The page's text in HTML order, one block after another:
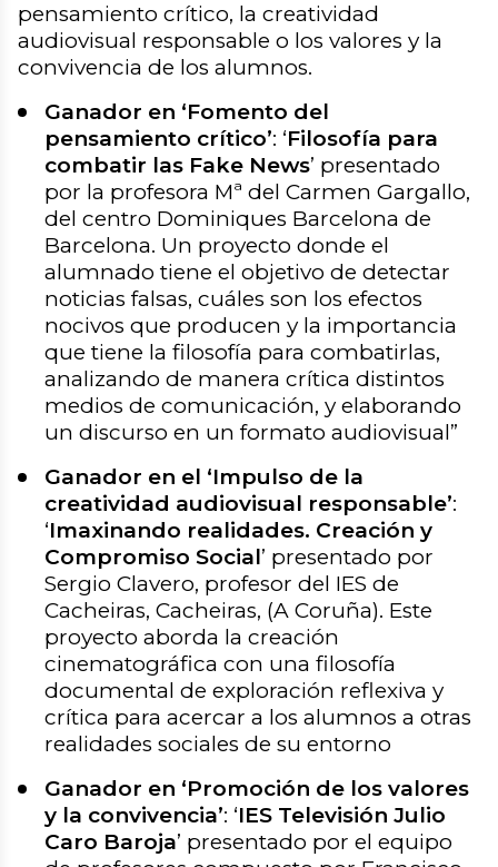
pensamiento crítico, la creatividad
audiovisual responsable o los valores y la
convivencia de los alumnos.
Ganador en ‘Fomento del
pensamiento crítico’: ‘Filosofía para
combatir las Fake News’ presentado
por la profesora Mª del Carmen Gargallo,
del centro Dominiques Barcelona de
Barcelona. Un proyecto donde el
alumnado tiene el objetivo de detectar
noticias falsas, cuáles son los efectos
nocivos que producen y la importancia
que tiene la filosofía para combatirlas,
analizando de manera crítica distintos
medios de comunicación, y elaborando
un discurso en un formato audiovisual”
Ganador en el ‘Impulso de la
creatividad audiovisual responsable’:
‘Imaxinando realidades. Creación y
Compromiso Social’ presentado por
Sergio Clavero, profesor del IES de
Cacheiras, Cacheiras, (A Coruña). Este
proyecto aborda la creación
cinematográfica con una filosofía
documental de exploración reflexiva y
crítica para acercar a los alumnos a otras
realidades sociales de su entorno
Ganador en ‘Promoción de los valores
y la convivencia’: ‘IES Televisión Julio
Caro Baroja’ presentado por el equipo